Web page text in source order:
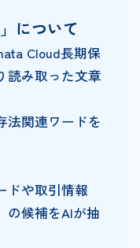
について
Cloud長期保
読み取った文章
法関連ワードを
ドや取引情報
の候補をAIが抽